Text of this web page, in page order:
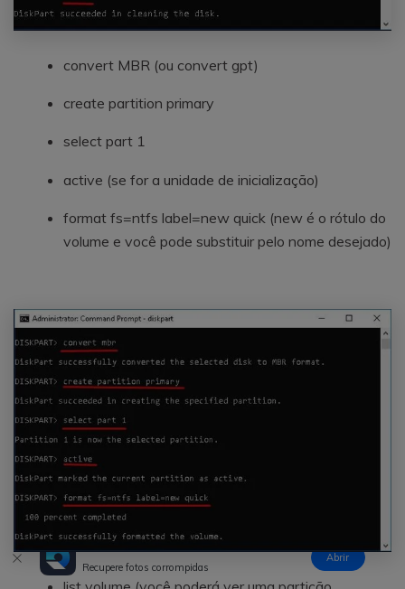
convert MBR (ou convert gpt)
create partition primary
select part 1
active (se for a unidade de inicialização)
format fs=ntfs label=new quick (new é o rótulo do
volume e você pode substituir pelo nome desejado)
Repairit - Reparação com IA
Recupere fotos corrompidas
Abrir